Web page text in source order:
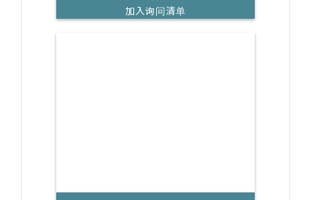
加入询问清单